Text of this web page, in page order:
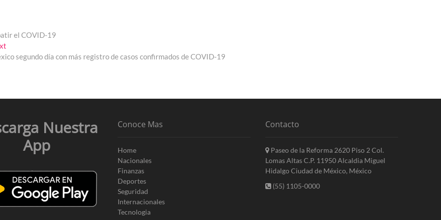
el COVID-19
post:segundo día con más registro de casos confirmados de COVID-19
Nuestra
App
Conoce Mas
Home
Nacionales
Finanzas
Deportes
Seguridad
Internacionales
Tecnologia
Contacto
Paseo de la Reforma 2620 Piso 2 Col.
Lomas Altas C.P. 11950 Alcaldia Miguel
Hidalgo Ciudad de México, México
(55) 1105-0000